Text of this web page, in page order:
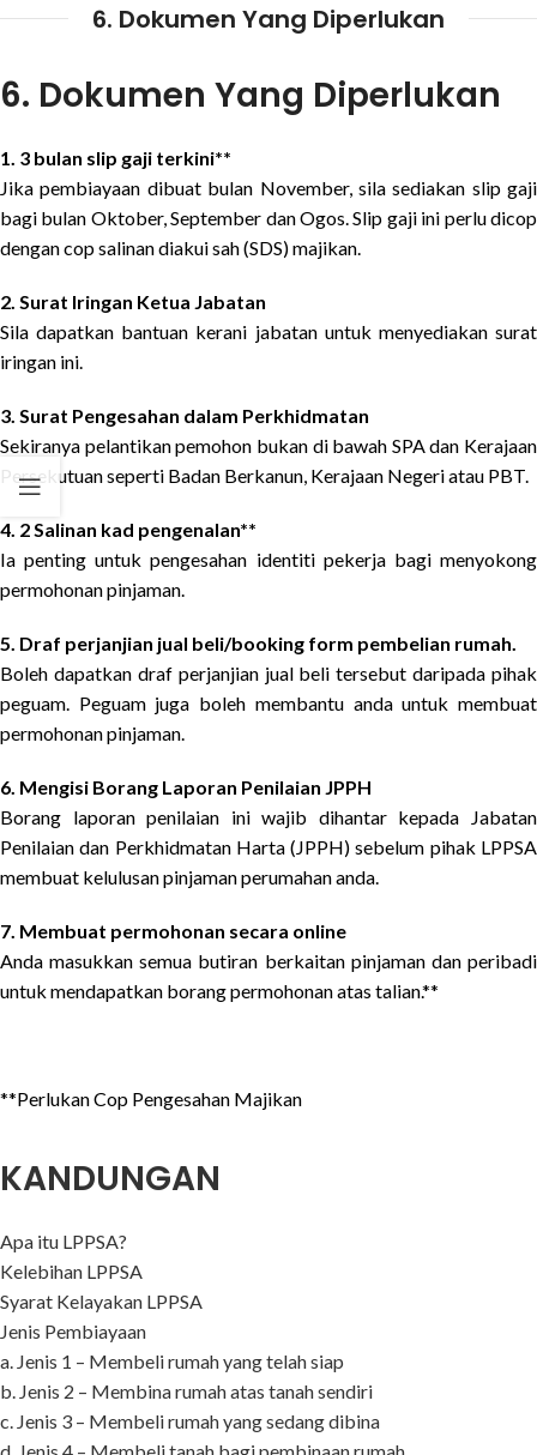
6. Dokumen Yang Diperlukan
6. Dokumen Yang Diperlukan
1. 3 bulan slip gaji terkini**
Jika pembiayaan dibuat bulan November, sila sediakan slip gaji
bagi bulan Oktober, September dan Ogos. Slip gaji ini perlu dicop
dengan cop salinan diakui sah (SDS) majikan.
2. Surat Iringan Ketua Jabatan
Sila dapatkan bantuan kerani jabatan untuk menyediakan surat
iringan ini.
3. Surat Pengesahan dalam Perkhidmatan
Sekiranya pelantikan pemohon bukan di bawah SPA dan Kerajaan
Persekutuan seperti Badan Berkanun, Kerajaan Negeri atau PBT.
4. 2 Salinan kad pengenalan**
Ia penting untuk pengesahan identiti pekerja bagi menyokong
permohonan pinjaman.
5. Draf perjanjian jual beli/booking form pembelian rumah.
Boleh dapatkan draf perjanjian jual beli tersebut daripada pihak
peguam. Peguam juga boleh membantu anda untuk membuat
permohonan pinjaman.
6. Mengisi Borang Laporan Penilaian JPPH
Borang laporan penilaian ini wajib dihantar kepada Jabatan
Penilaian dan Perkhidmatan Harta (JPPH) sebelum pihak LPPSA
membuat kelulusan pinjaman perumahan anda.
7. Membuat permohonan secara online
Anda masukkan semua butiran berkaitan pinjaman dan peribadi
untuk mendapatkan borang permohonan atas talian.**
**Perlukan Cop Pengesahan Majikan
KANDUNGAN
Apa itu LPPSA?
Kelebihan LPPSA
Syarat Kelayakan LPPSA
Jenis Pembiayaan
a. Jenis 1 – Membeli rumah yang telah siap
b. Jenis 2 – Membina rumah atas tanah sendiri
c. Jenis 3 – Membeli rumah yang sedang dibina